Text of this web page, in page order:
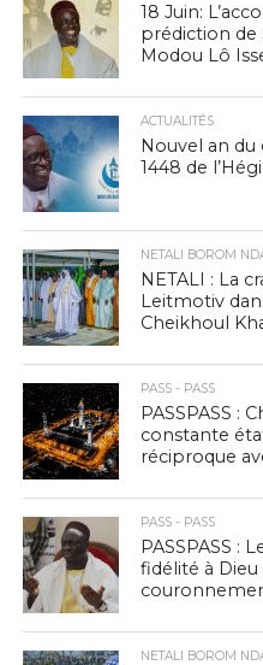
18 Juin:
prédiction de
Modou Lô
ACTUALITÉS
Nouvel an du
1448 de
NETALI BOROM
NETALI : La
Leitmotiv
Cheikhoul
PASS - PASS
PASSPASS :
constante
réciproque
PASS - PASS
PASSPASS :
fidélité à Dieu
NETALI BOROM